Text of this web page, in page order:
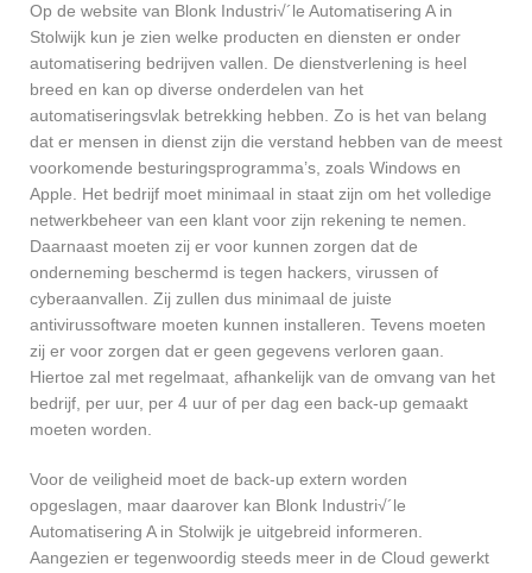
Op de website van Blonk Industri√´le Automatisering A in
Stolwijk kun je zien welke producten en diensten er onder
automatisering bedrijven vallen. De dienstverlening is heel
breed en kan op diverse onderdelen van het
automatiseringsvlak betrekking hebben. Zo is het van belang
dat er mensen in dienst zijn die verstand hebben van de meest
voorkomende besturingsprogramma’s, zoals Windows en
Apple. Het bedrijf moet minimaal in staat zijn om het volledige
netwerkbeheer van een klant voor zijn rekening te nemen.
Daarnaast moeten zij er voor kunnen zorgen dat de
onderneming beschermd is tegen hackers, virussen of
cyberaanvallen. Zij zullen dus minimaal de juiste
antivirussoftware moeten kunnen installeren. Tevens moeten
zij er voor zorgen dat er geen gegevens verloren gaan.
Hiertoe zal met regelmaat, afhankelijk van de omvang van het
bedrijf, per uur, per 4 uur of per dag een back-up gemaakt
moeten worden.
Voor de veiligheid moet de back-up extern worden
opgeslagen, maar daarover kan Blonk Industri√´le
Automatisering A in Stolwijk je uitgebreid informeren.
Aangezien er tegenwoordig steeds meer in de Cloud gewerkt